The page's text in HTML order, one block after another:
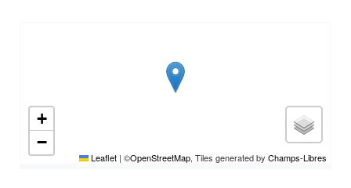
+
−
Leaflet | ©OpenStreetMap, Tiles generated by Champs-Libres